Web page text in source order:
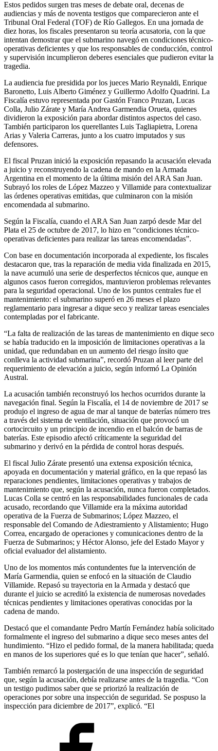
Estos pedidos surgen tras meses de debate oral, decenas de
audiencias y más de noventa testigos que comparecieron ante el
Tribunal Oral Federal (TOF) de Río Gallegos. En una jornada de
diez horas, los fiscales presentaron su teoría acusatoria, con la que
intentan demostrar que el submarino navegó en condiciones técnico-
operativas deficientes y que los responsables de conducción, control
y supervisión incumplieron deberes esenciales que pudieron evitar la
tragedia.
La audiencia fue presidida por los jueces Mario Reynaldi, Enrique
Baronetto, Luis Alberto Giménez y Guillermo Adolfo Quadrini. La
Fiscalía estuvo representada por Gastón Franco Pruzan, Lucas
Colla, Julio Zárate y María Andrea Garmendia Orueta, quienes
dividieron la exposición para abordar distintos aspectos del caso.
También participaron los querellantes Luis Tagliapietra, Lorena
Arias y Valeria Carreras, junto a los cuatro imputados y sus
defensores.
El fiscal Pruzan inició la exposición repasando la acusación elevada
a juicio y reconstruyendo la cadena de mando en la Armada
Argentina en el momento de la última misión del ARA San Juan.
Subrayó los roles de López Mazzeo y Villamide para contextualizar
las órdenes operativas emitidas, que culminaron con la misión
encomendada al submarino.
Según la Fiscalía, cuando el ARA San Juan zarpó desde Mar del
Plata el 25 de octubre de 2017, lo hizo en “condiciones técnico-
operativas deficientes para realizar las tareas encomendadas”.
Con base en documentación incorporada al expediente, los fiscales
destacaron que, tras la reparación de media vida finalizada en 2015,
la nave acumuló una serie de desperfectos técnicos que, aunque en
algunos casos fueron corregidos, mantuvieron problemas relevantes
para la seguridad operacional. Uno de los puntos centrales fue el
mantenimiento: el submarino superó en 26 meses el plazo
reglamentario para ingresar a dique seco y realizar tareas esenciales
contempladas por el fabricante.
“La falta de realización de las tareas de mantenimiento en dique seco
se había traducido en la imposición de limitaciones operativas a la
unidad, que redundaban en un aumento del riesgo ínsito que
conlleva la actividad submarina”, recordó Pruzan al leer parte del
requerimiento de elevación a juicio, según informó La Opinión
Austral.
La acusación también reconstruyó los hechos ocurridos durante la
navegación final. Según la Fiscalía, el 14 de noviembre de 2017 se
produjo el ingreso de agua de mar al tanque de baterías número tres
a través del sistema de ventilación, situación que provocó un
cortocircuito y un principio de incendio en el balcón de barras de
baterías. Este episodio afectó críticamente la seguridad del
submarino y derivó en la pérdida de control horas después.
El fiscal Julio Zárate presentó una extensa exposición técnica,
apoyada en documentación y material gráfico, en la que repasó las
reparaciones pendientes, limitaciones operativas y trabajos de
mantenimiento que, según la acusación, nunca fueron completados.
Lucas Colla se centró en las responsabilidades funcionales de cada
acusado, recordando que Villamide era la máxima autoridad
operativa de la Fuerza de Submarinos; López Mazzeo, el
responsable del Comando de Adiestramiento y Alistamiento; Hugo
Correa, encargado de operaciones y comunicaciones dentro de la
Fuerza de Submarinos; y Héctor Alonso, jefe del Estado Mayor y
oficial evaluador del alistamiento.
Uno de los momentos más contundentes fue la intervención de
María Garmendia, quien se enfocó en la situación de Claudio
Villamide. Repasó su trayectoria en la Armada y destacó que
durante el juicio se acreditó la existencia de numerosas novedades
técnicas pendientes y limitaciones operativas conocidas por la
cadena de mando.
Destacó que el comandante Pedro Martín Fernández había solicitado
formalmente el ingreso del submarino a dique seco meses antes del
hundimiento. “Hizo el pedido formal, de la manera habilitada; queda
en manos de los superiores qué es lo que tenían que hacer”, señaló.
También remarcó la postergación de una inspección de seguridad
que, según la acusación, debía realizarse antes de la tragedia. “Con
un testigo pudimos saber que se priorizó la realización de
operaciones por sobre una inspección de seguridad. Se pospuso la
inspección para diciembre de 2017”, explicó. “El